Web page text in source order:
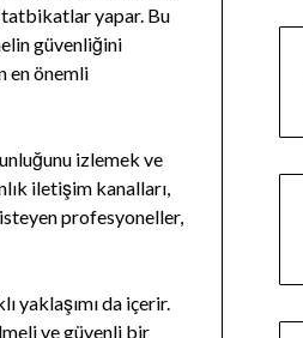
tatbikatlar yapar. Bu
güvenliğini
en önemli
izlemek ve
iletişim kanalları,
profesyoneller,
yaklaşımı da içerir.
ve güvenli bir